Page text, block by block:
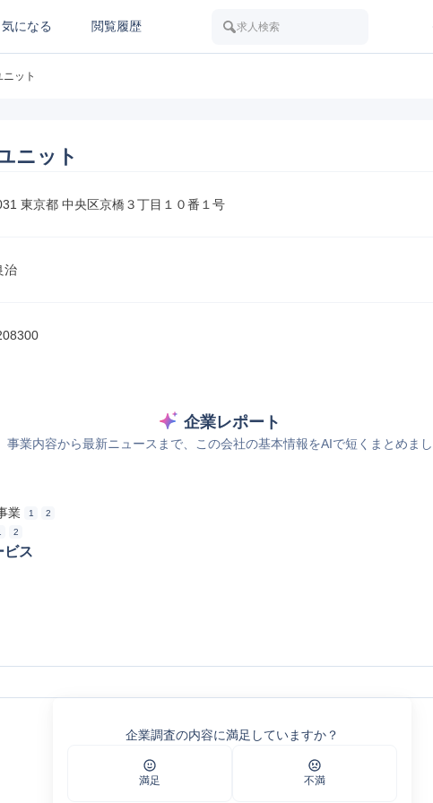
気になる 閲覧履歴 求人検索
ット
ニット
東京都 中央区京橋３丁目１０番１号
治
企業レポート
事業内容から最新ニュースまで、この会社の基本情報をAIで短くまとめま
業 1 2
2
ビス
開発・CM事業［株式会社グローバルユニット］
・CM事業［株式会社グローバルユニット］
企業調査の内容に満足していますか？
満足 不満